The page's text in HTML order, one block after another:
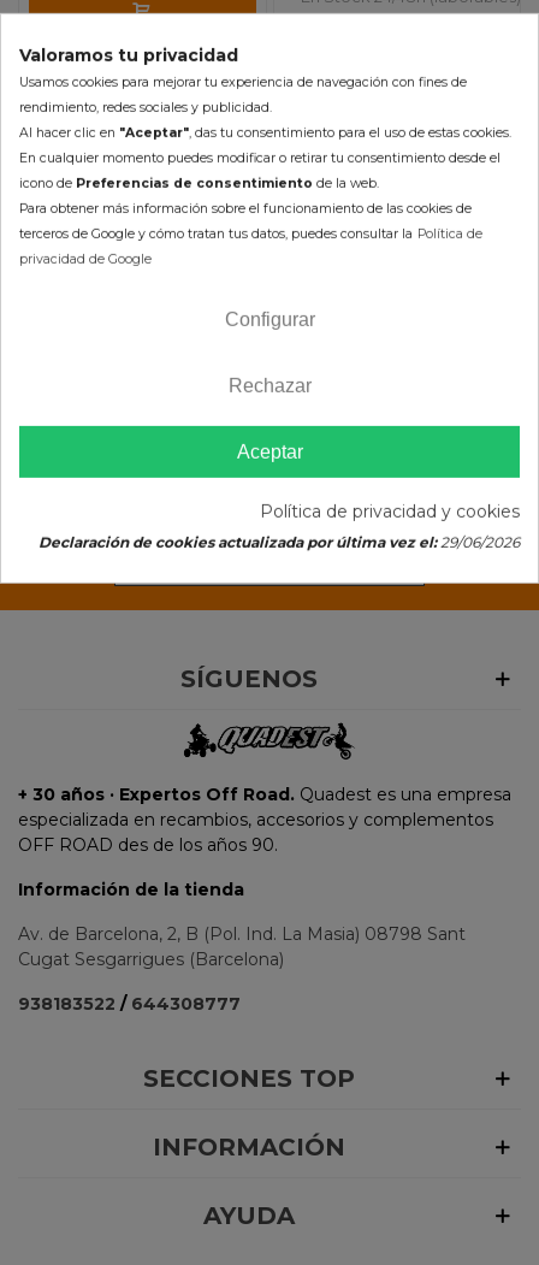
Mostrando 1-2 de 2 artículo(s)
Kits de rebaje de la
suspensión para quad
NEWSLETTER
Apúntate y recibe 10% en tu
primer pedido
consentimiento de suscripción)
SÍGUENOS
+ 30 años · Expertos Off Road. Quadest es una empresa
especializada en recambios, accesorios y complementos
OFF ROAD des de los años 90.
Información de la tienda
Av. de Barcelona, 2, B (Pol. Ind. La Masia) 08798 Sant
Cugat Sesgarrigues (Barcelona)
938183522 / 644308777
SECCIONES TOP
INFORMACIÓN
AYUDA
Valoramos tu privacidad
Usamos cookies para mejorar tu experiencia de navegación con fines de
rendimiento, redes sociales y publicidad.
Al hacer clic en "Aceptar" , das tu consentimiento para el uso de estas cookies.
En cualquier momento puedes modificar o retirar tu consentimiento desde el
icono de Preferencias de consentimiento de la web.
Para obtener más información sobre el funcionamiento de las cookies de
terceros de Google y cómo tratan tus datos, puedes consultar la Política de
privacidad de Google
Configurar
Rechazar
Aceptar
Política de privacidad y cookies
Declaración de cookies actualizada por última vez el:29/06/2026